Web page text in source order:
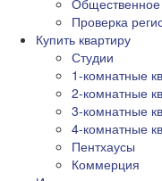
Общественное
Проверка
Купить квартиру
Студии
1-комнатные
2-комнатные
3-комнатные
4-комнатные
Пентхаусы
Коммерция